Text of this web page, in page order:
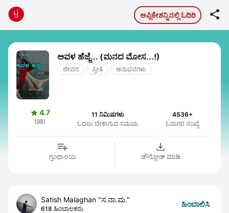
ಅಪ್ಲಿಕೇಶನ್ನಿನಲ್ಲಿ ಓದಿರಿ 
ಅವಳ ಹೆಜ್ಜೆ... (ಮನದ ಮೋಸ...!)
ಜೀವನ ಪ್ರೀತಿ ಅನುಭವಗಳು
4.7
(98)
11 ನಿಮಿಷಗಳು
ಓದಲು ಬೇಕಾಗುವ ಸಮಯ
4536+
ಓದುಗರ ಸಂಖ್ಯೆ
ಗ್ರಂಥಾಲಯ ಡೌನ್ಲೋಡ್ ಮಾಡಿ
Satish Malaghan "ಸ.ನಾ.ಮ."
618 ಹಿಂಬಾಲಕರು
ಹಿಂಬಾಲಿಸಿ